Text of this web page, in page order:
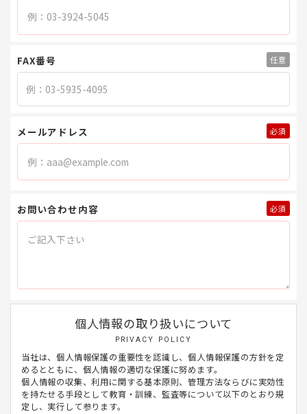
FAX番号
メールアドレス
お問い合わせ内容
個人情報の取り扱いについて
PRIVACY POLICY
当社は、個人情報保護の重要性を認識し、個人情報保護の方針を定
めるとともに、個人情報の適切な保護に努めます。
個人情報の収集、利用に関する基本原則、管理方法ならびに実効性
を持たせる手段として教育・訓練、監査等について以下のとおり規
定し、実行して参ります。